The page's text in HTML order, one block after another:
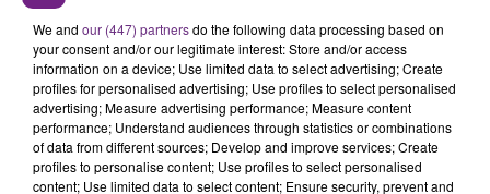
ACCUEIL RADIO
ACTUS
MÉDIAS
JEUX ANNONCEURS
We and our (447) partnersdo the following data processing based on
your consent and/or our legitimate interest: Store and/or access
information on a device; Use limited data to select advertising; Create
profiles for personalised advertising; Use profiles to select personalised
advertising; Measure advertising performance; Measure content
performance; Understand audiences through statistics or combinations
of data from different sources; Develop and improve services; Create
profiles to personalise content; Use profiles to select personalised
content; Use limited data to select content; Ensure security, prevent and